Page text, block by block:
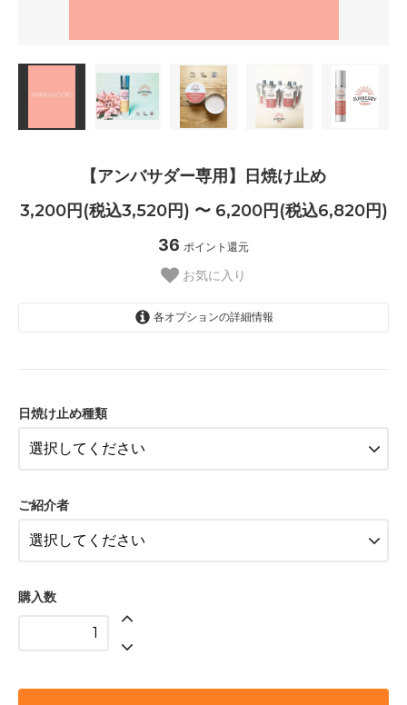
【アンバサダー専用】日焼け止め
3,200円(税込3,520円) 〜 6,200円(税込6,820円)
36 ポイント還元
お気に入り
各オプションの詳細情報
5,400円(税込5,940円)
日焼け止め種類
ご紹介者
購入数